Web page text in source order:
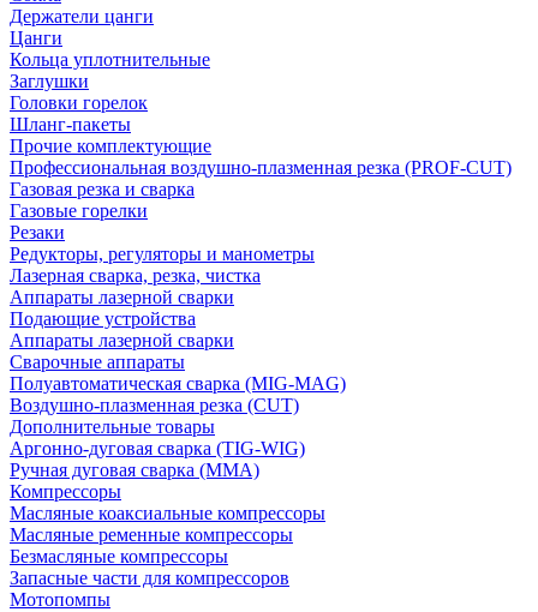
Держатели цанги
Цанги
Кольца уплотнительные
Заглушки
Головки горелок
Шланг-пакеты
Прочие комплектующие
Профессиональная воздушно-плазменная резка (PROF-CUT)
Газовая резка и сварка
Газовые горелки
Резаки
Редукторы, регуляторы и манометры
Лазерная сварка, резка, чистка
Аппараты лазерной сварки
Подающие устройства
Аппараты лазерной сварки
Сварочные аппараты
Полуавтоматическая сварка (MIG-MAG)
Воздушно-плазменная резка (CUT)
Дополнительные товары
Аргонно-дуговая сварка (TIG-WIG)
Ручная дуговая сварка (MMA)
Компрессоры
Масляные коаксиальные компрессоры
Масляные ременные компрессоры
Безмасляные компрессоры
Запасные части для компрессоров
Мотопомпы